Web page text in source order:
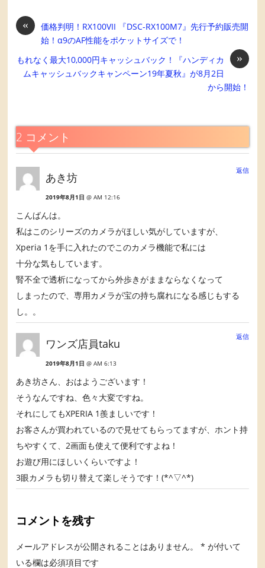
«
価格判明！RX100VII 『DSC-RX100M7』先行予約販売開
始！α9のAF性能をポケットサイズで！
»
もれなく最大10,000円キャッシュバック！『ハンディカ
ムキャッシュバックキャンペーン19年夏秋』が8月2日
から開始！
2 コメント
あき坊
2019年8月1日@ AM 12:16
こんばんは。
私はこのシリーズのカメラがほしい気がしていますが、
Xperia 1を手に入れたのでこのカメラ機能で私には
十分な気もしています。
腎不全で透析になってから外歩きがままならなくなって
しまったので、専用カメラが宝の持ち腐れになる感じもする
し。。
返信
ワンズ店員taku
2019年8月1日@ AM 6:13
あき坊さん、おはようございます！
そうなんですね、色々大変ですね。
それにしてもXPERIA 1羨ましいです！
お客さんが買われているので見せてもらってますが、ホント持
ちやすくて、2画面も使えて便利ですよね！
お遊び用にほしいくらいですよ！
3眼カメラも切り替えて楽しそうです！(*^▽^*)
返信
コメントを残す
メールアドレスが公開されることはありません。 * が付いて
いる欄は必須項目です